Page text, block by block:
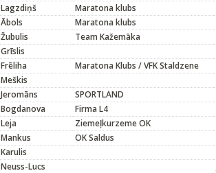
Lagzdiņš Maratona klubs
Ābols Maratona klubs
Žubulis Team Kažemāka
Grīslis
Frēliha Maratona Klubs / VFK Staldzene
Meškis
Jeromāns SPORTLAND
Bogdanova Firma L4
Leja Ziemeļkurzeme OK
Mankus OK Saldus
Karulis
Neuss-Lucs